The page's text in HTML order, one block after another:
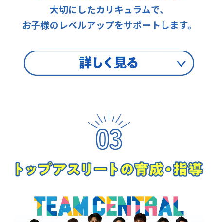
大切にしたカリキュラムで、
お子様のレベルアップをサポートします。